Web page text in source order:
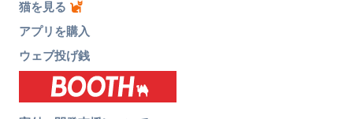
猫を見る
アプリを購入
ウェブ投げ銭